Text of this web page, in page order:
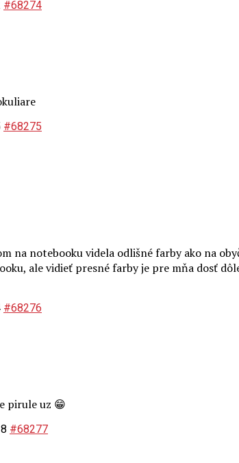
#68274
#68275
na notebooku videla odlišné farby ako na
ale vidieť presné farby je pre mňa dosť
#68276
pirule uz 😁
#68277